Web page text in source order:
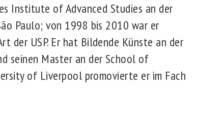
Institute of Advanced Studies an der
Paulo; von 1998 bis 2010 war er
der USP. Er hat Bildende Künste an der
seinen Master an der School of
of Liverpool promovierte er im Fach